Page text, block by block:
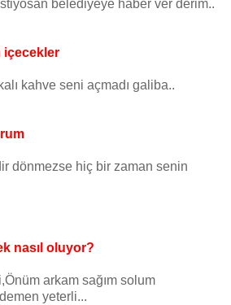
belediyeye haber ver derim..
içecekler
kahve seni açmadı galiba..
dönmezse hiç bir zaman senin
nasıl oluyor?
arkam sağım solum
yeterli...